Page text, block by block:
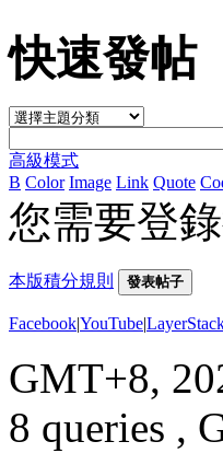
快速發帖
高級模式
B Color Image Link Quote
您需要登
本版積分規則 發表帖子
Facebook|YouTube|
GMT+8,
8 queries ,